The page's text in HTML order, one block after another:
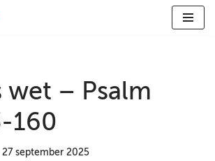
wet – Psalm
160
27 september 2025